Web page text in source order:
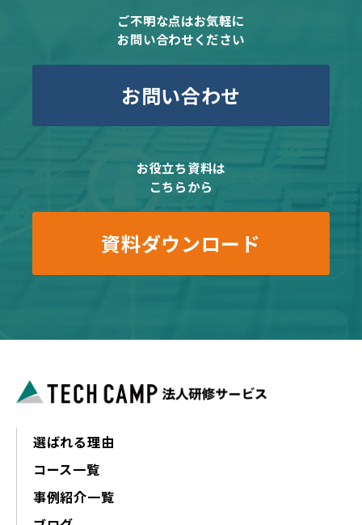
ご不明な点はお気軽に
お問い合わせください
お問い合わせ
お役立ち資料は
こちらから
資料ダウンロード
選ばれる理由
コース一覧
事例紹介一覧